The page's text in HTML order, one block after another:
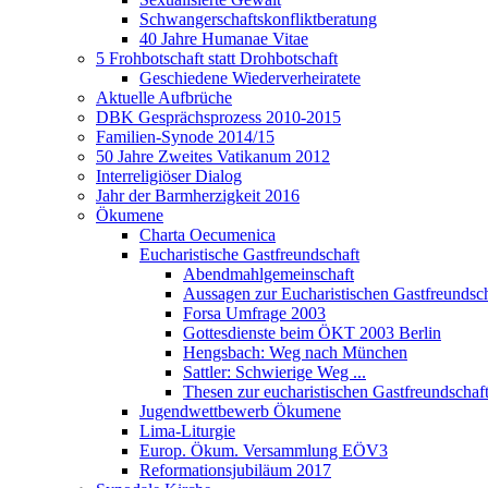
Schwangerschaftskonfliktberatung
40 Jahre Humanae Vitae
5 Frohbotschaft statt Drohbotschaft
Geschiedene Wiederverheiratete
Aktuelle Aufbrüche
DBK Gesprächsprozess 2010-2015
Familien-Synode 2014/15
50 Jahre Zweites Vatikanum 2012
Interreligiöser Dialog
Jahr der Barmherzigkeit 2016
Ökumene
Charta Oecumenica
Eucharistische Gastfreundschaft
Abendmahlgemeinschaft
Aussagen zur Eucharistischen
Forsa Umfrage 2003
Gottesdienste beim ÖKT 2003 Berlin
Hengsbach: Weg nach München
Sattler: Schwierige Weg ...
Thesen zur eucharistischen Gastfreundschaft
Jugendwettbewerb Ökumene
Lima-Liturgie
Europ. Ökum. Versammlung EÖV3
Reformationsjubiläum 2017